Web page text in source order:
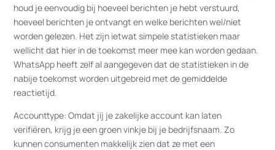
houd je eenvoudig bij hoeveel berichten je hebt verstuurd,
hoeveel berichten je ontvangt en welke berichten wel/niet
worden gelezen. Het zijn ietwat simpele statistieken maar
wellicht dat hier in de toekomst meer mee kan worden gedaan.
WhatsApp heeft zelf al aangegeven dat de statistieken in de
nabije toekomst worden uitgebreid met de gemiddelde
reactietijd.
Accounttype: Omdat jij je zakelijke account kan laten
verifiëren, krijg je een groen vinkje bij je bedrijfsnaam. Zo
kunnen consumenten makkelijk zien dat ze met een